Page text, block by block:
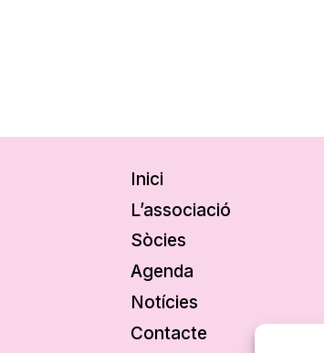
Inici
L’associació
Sòcies
Agenda
Notícies
Contacte